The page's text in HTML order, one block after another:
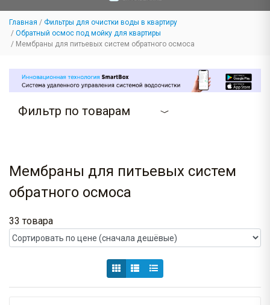
Главная
Фильтры для очистки воды в квартиру
Обратный осмос под мойку для квартиры
Мембраны для питьевых систем обратного осмоса
Фильтр по товарам
Мембраны для питьевых систем
обратного осмоса
33 товара